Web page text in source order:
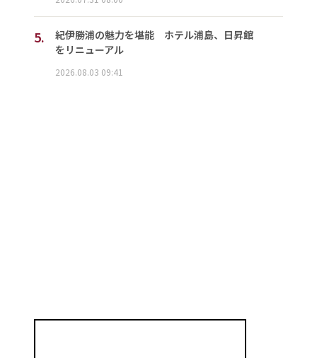
5.
紀伊勝浦の魅力を堪能 ホテル浦島、日昇館
をリニューアル
2026.08.03 09:41